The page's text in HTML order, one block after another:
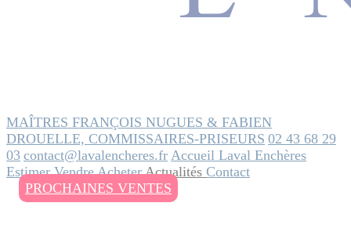
MAÎTRES FRANÇOIS NUGUES & FABIEN
DROUELLE, COMMISSAIRES-PRISEURS 02 43 68 29
03 contact@lavalencheres.fr Accueil Laval Enchères
EstimerVendreAcheterActualités Contact
PROCHAINES VENTES